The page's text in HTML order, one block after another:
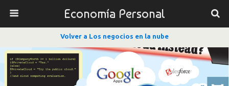
Economía Personal
Volver a Los negocios en la nube